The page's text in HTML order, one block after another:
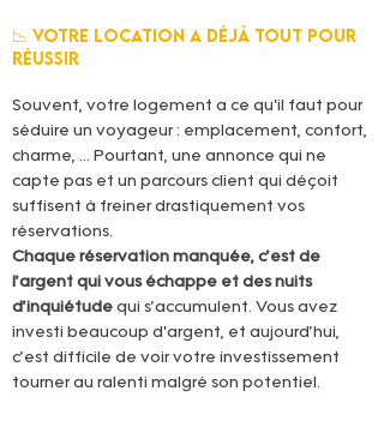
📉 Votre location a déjà tout pour
réussir
Souvent, votre logement a ce qu'il faut pour
séduire un voyageur : emplacement, confort,
charme, ... Pourtant, une annonce qui ne
capte pas et un parcours client qui déçoit
suffisent à freiner drastiquement vos
réservations.
Chaque réservation manquée, c’est de
l’argent qui vous échappe et des nuits
d’inquiétude qui s’accumulent. Vous avez
investi beaucoup d'argent, et aujourd’hui,
c’est difficile de voir votre investissement
tourner au ralenti malgré son potentiel.